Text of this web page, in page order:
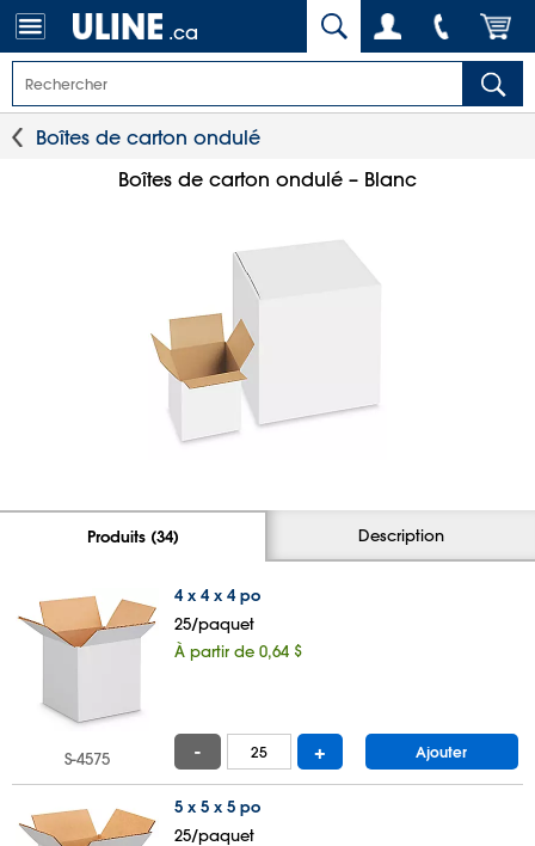
.ca
Boîtes de carton ondulé
Boîtes de carton ondulé – Blanc
Produits (34) Description
4 x 4 x 4 po
25/paquet
À partir de 0,64 $
S-4575 - + Ajouter
5 x 5 x 5 po
25/paquet